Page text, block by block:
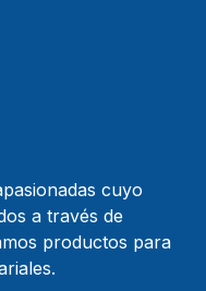
cuyo
a través de
productos para